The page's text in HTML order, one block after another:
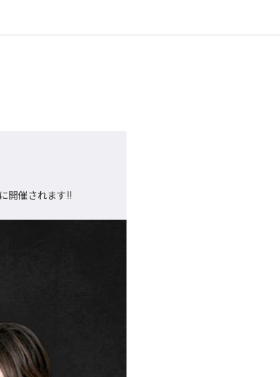
開催されます!!